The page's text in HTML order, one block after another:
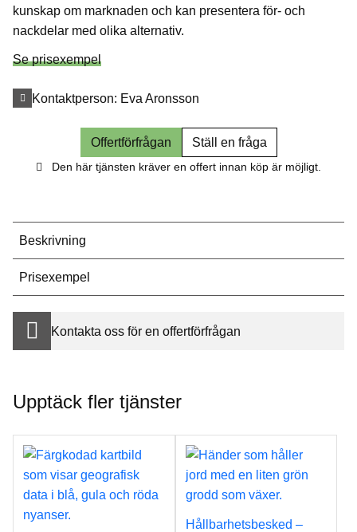
kunskap om marknaden och kan presentera för- och
nackdelar med olika alternativ.
Se prisexempel
Kontaktperson: Eva Aronsson
Offertförfrågan Ställ en fråga
Den här tjänsten kräver en offert innan köp är möjligt.
Beskrivning
Prisexempel
Kontakta oss för en offertförfrågan
Upptäck fler tjänster
Hållbarhetsbesked –